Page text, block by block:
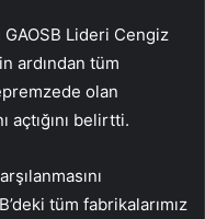
Lideri Cengiz
ardından tüm
olan
açtığını belirtti.
tüm fabrikalarımız